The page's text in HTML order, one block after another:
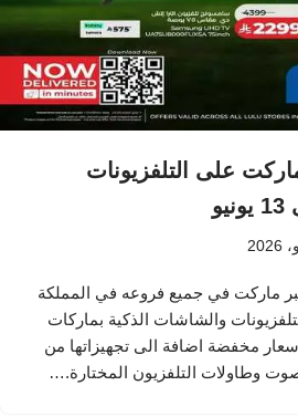
على التلفزيونات
ماركت في جميع فروعه في المملكة
والشاشات الذكية بماركات
مخفضة اضافة الى تجهيزاتها من
وطاولات التلفزيون المختارة.…